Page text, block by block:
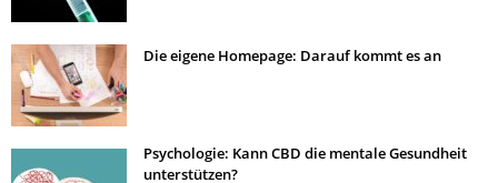
Die eigene Homepage: Darauf kommt es an
Psychologie: Kann CBD die mentale Gesundheit
unterstützen?